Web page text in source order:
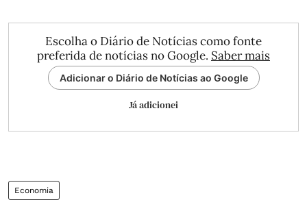
Escolha o Diário de Notícias como fonte
preferida de notícias no Google. Saber mais
Adicionar o Diário de Notícias ao Google
Já adicionei
Economia